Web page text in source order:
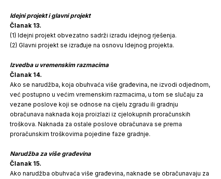
Idejni projekt i glavni projekt
Članak 13.
(1) Idejni projekt obvezatno sadrži izradu idejnog rješenja.
(2) Glavni projekt se izrađuje na osnovu Idejnog projekta.
Izvedba u vremenskim razmacima
Članak 14.
Ako se narudžba, koja obuhvaća više građevina, ne izvodi odjednom,
već postupno u većim vremenskim razmacima, u tom se slučaju za
vezane poslove koji se odnose na cijelu zgradu ili gradnju
obračunava naknada koja proizlazi iz cjelokupnih proračunskih
troškova. Naknada za ostale poslove obračunava se prema
proračunskim troškovima pojedine faze gradnje.
Narudžba za više građevina
Članak 15.
Ako narudžba obuhvaća više građevina, naknade se obračunavaju za